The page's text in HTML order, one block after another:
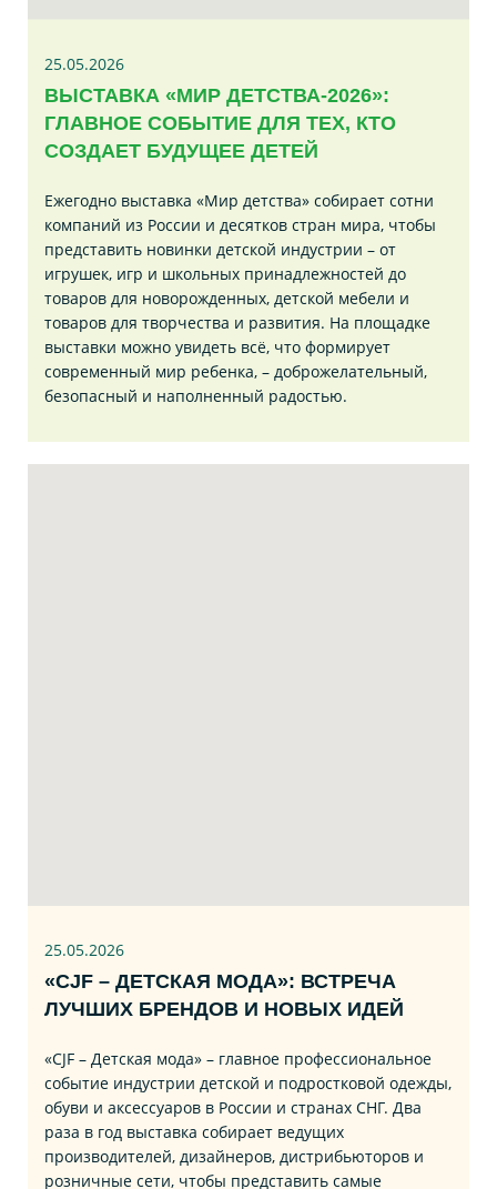
25.05.2026
ВЫСТАВКА «МИР ДЕТСТВА-2026»:
ГЛАВНОЕ СОБЫТИЕ ДЛЯ ТЕХ, КТО
СОЗДАЕТ БУДУЩЕЕ ДЕТЕЙ
Ежегодно выставка «Мир детства» собирает сотни
компаний из России и десятков стран мира, чтобы
представить новинки детской индустрии – от
игрушек, игр и школьных принадлежностей до
товаров для новорожденных, детской мебели и
товаров для творчества и развития. На площадке
выставки можно увидеть всё, что формирует
современный мир ребенка, – доброжелательный,
безопасный и наполненный радостью.
25.05.2026
«CJF – ДЕТСКАЯ МОДА»: ВСТРЕЧА
ЛУЧШИХ БРЕНДОВ И НОВЫХ ИДЕЙ
«CJF – Детская мода» – главное профессиональное
событие индустрии детской и подростковой одежды,
обуви и аксессуаров в России и странах СНГ. Два
раза в год выставка собирает ведущих
производителей, дизайнеров, дистрибьюторов и
розничные сети, чтобы представить самые